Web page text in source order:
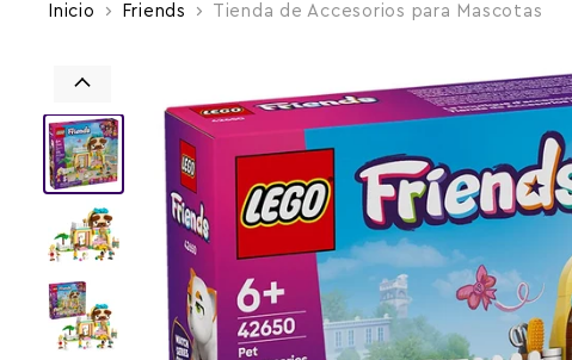
Inicio Friends Tienda de Accesorios para Mascotas